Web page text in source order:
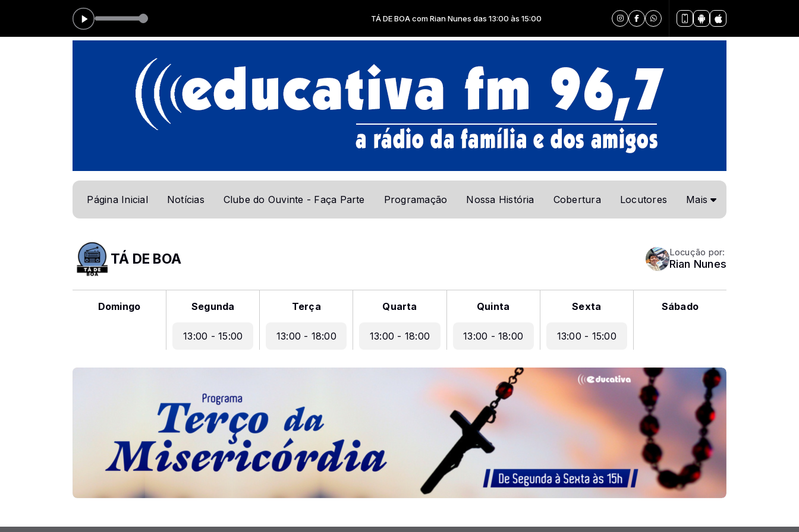
das 13:00 às 15:00 TÁ DE BOA com Rian Nunes das 13:00 às 15:00
Página Inicial Notícias Clube do Ouvinte - Faça Parte Programação Nossa História Cobertura Locutores Mais
TÁ DE BOA Locução por:
Rian Nunes
Domingo Segunda
13:00 - 15:00
Terça
13:00 - 18:00
Quarta
13:00 - 18:00
Quinta
13:00 - 18:00
Sexta
13:00 - 15:00
Sábado